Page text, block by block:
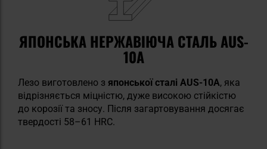
ЯПОНСЬКА НЕРЖАВІЮЧА СТАЛЬ AUS-
10A
Лезо виготовлено з японської сталі AUS-10A, яка
відрізняється міцністю, дуже високою стійкістю
до корозії та зносу. Після загартовування досягає
твердості 58–61 HRC.